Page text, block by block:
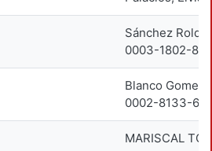
Sánchez
0003-1802-
Blanco
0002-8133-
MARISCAL